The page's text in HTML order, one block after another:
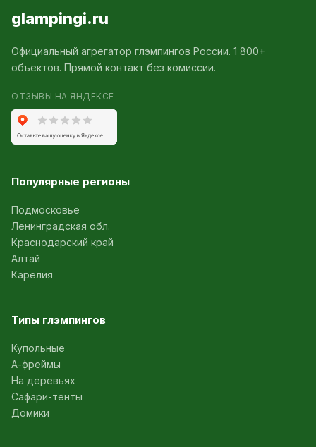
glampingi.ru
Официальный агрегатор глэмпингов России. 1 800+
объектов. Прямой контакт без комиссии.
ОТЗЫВЫ НА ЯНДЕКСЕ
Популярные регионы
Подмосковье
Ленинградская обл.
Краснодарский край
Алтай
Карелия
Типы глэмпингов
Купольные
А-фреймы
На деревьях
Сафари-тенты
Домики